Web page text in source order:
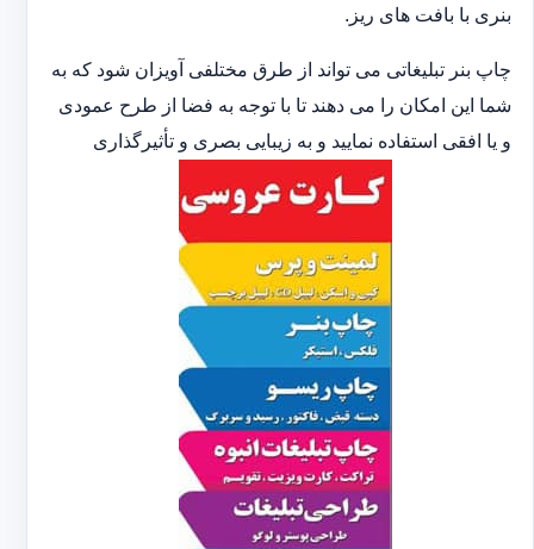
بنری با بافت های ریز.
چاپ بنر تبلیغاتی می تواند از طرق مختلفی آویزان شود که به
شما این امکان را می دهند تا با توجه به فضا از طرح عمودی
و یا افقی استفاده نمایید و به زیبایی بصری و تأثیرگذاری